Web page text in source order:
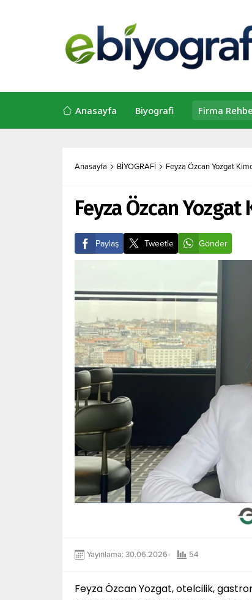
Anasayfa Biyografi Firma
Anasayfa BİYOGRAFİ Feyza Özcan Yozgat
Feyza Özcan
Paylaş Tweetle Gönder
Yayınlama: 30.06.2026 54
Feyza Özcan Yozgat, otelcilik,